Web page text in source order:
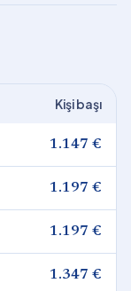
Kişi başı
1.147 €
1.197 €
1.197 €
1.347 €